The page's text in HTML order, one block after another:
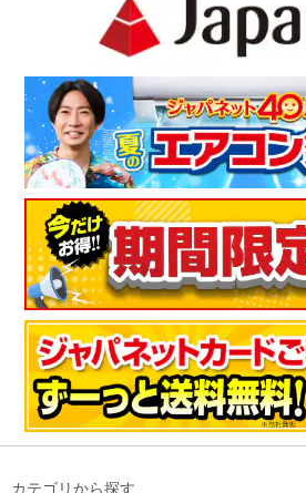
カテゴリから探す